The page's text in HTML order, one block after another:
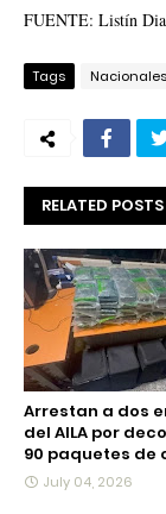
FUENTE: Listín
Tags Nacionales
RELATED POSTS
Arrestan a dos
del AILA por
90 paquetes de
July 04, 2026